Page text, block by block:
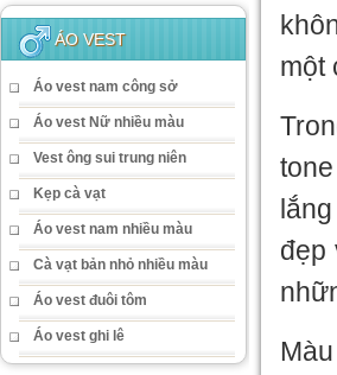
ÁO VEST
Áo vest nam công sở
Áo vest Nữ nhiều màu
Vest ông sui trung niên
Kẹp cà vạt
Áo vest nam nhiều màu
Cà vạt bản nhỏ nhiều màu
Áo vest đuôi tôm
Áo vest ghi lê
một
đẹp